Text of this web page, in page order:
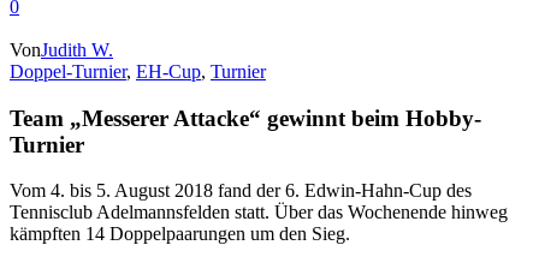
0
VonJudith W.
Doppel-Turnier, EH-Cup, Turnier
Team „Messerer Attacke“ gewinnt beim Hobby-
Turnier
Vom 4. bis 5. August 2018 fand der 6. Edwin-Hahn-Cup des
Tennisclub Adelmannsfelden statt. Über das Wochenende hinweg
kämpften 14 Doppelpaarungen um den Sieg.